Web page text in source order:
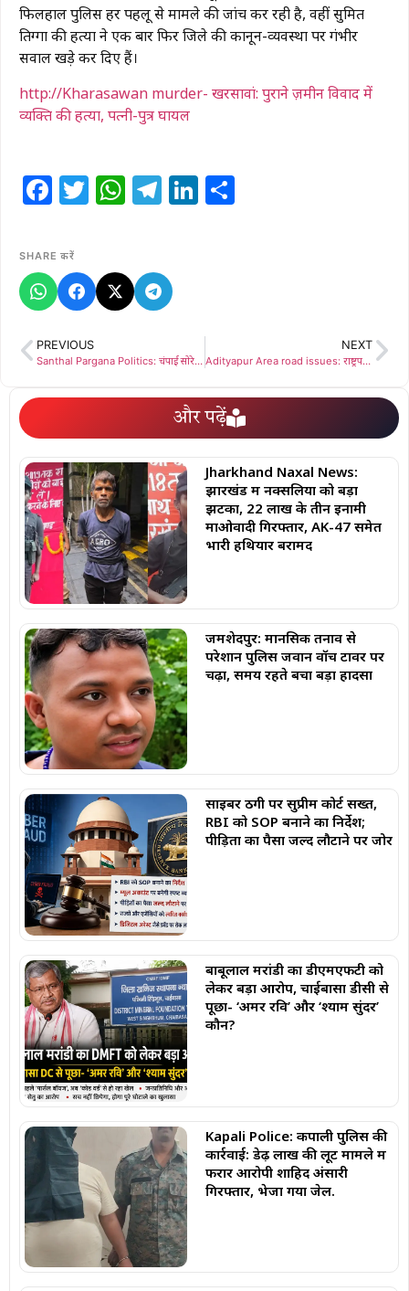
फिलहाल पुलिस हर पहलू से मामले की जांच कर रही है, वहीं सुमित
तिग्गा की हत्या ने एक बार फिर जिले की कानून-व्यवस्था पर गंभीर
सवाल खड़े कर दिए हैं।
http://Kharasawan murder- खरसावां: पुराने ज़मीन विवाद में
व्यक्ति की हत्या, पत्नी-पुत्र घायल
Facebook
Twitter
WhatsApp
Telegram
LinkedIn
SHARE करें
PREVIOUS
Santhal Pargana Politics: चंपाई सोरेन के भोगनाडीह एजेंडे पर बरसे गणेश महाली, कहा- सरकार को बदनाम करने की साजिश ,संथाल आदिवासियों को ठग रहे हैं पूर्व मुख्यमंत्री’
NEXT
Adityapur Area road issues: राष्ट्रपति के आगमन पर सज रहा VIP रूट, आवासीय और औद्योगिक सड़कों को भी ‘चकाचक’ करे प्रशासन: अनिल पासवान
और पढ़ें
Jharkhand Naxal News:
झारखंड में नक्सलियों को बड़ा
झटका, 22 लाख के तीन इनामी
माओवादी गिरफ्तार, AK-47 समेत
भारी हथियार बरामद
जमशेदपुर: मानसिक तनाव से
परेशान पुलिस जवान वॉच टावर पर
चढ़ा, समय रहते बचा बड़ा हादसा
साइबर ठगी पर सुप्रीम कोर्ट सख्त,
RBI को SOP बनाने का निर्देश;
पीड़ितों का पैसा जल्द लौटाने पर जोर
बाबूलाल मरांडी का डीएमएफटी को
लेकर बड़ा आरोप, चाईबासा डीसी से
पूछा- ‘अमर रवि’ और ‘श्याम सुंदर’
कौन?
Kapali Police: कपाली पुलिस की
कार्रवाई: डेढ़ लाख की लूट मामले में
फरार आरोपी शाहिद अंसारी
गिरफ्तार, भेजा गया जेल.